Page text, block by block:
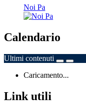
Noi Pa
Calendario
Ultimi contenuti
Caricamento...
Link utili